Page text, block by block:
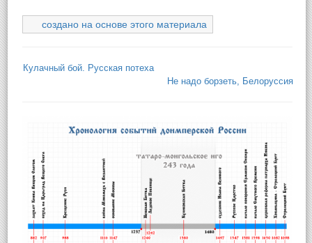
создано на основе этого материала
Кулачный бой. Русская потеха
Не надо борзеть, Белоруссия